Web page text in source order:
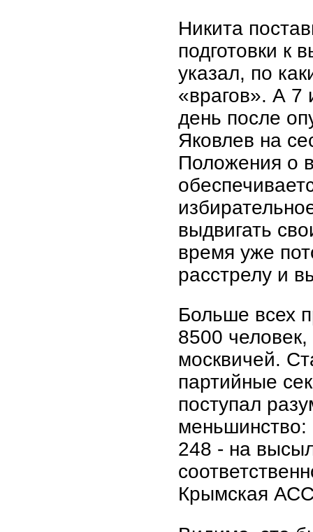
Никита
подготовки к
указал, по
«врагов». А 7
день после
Яковлев на
Положения о
выдвигать
время уже
расстрелу и
Больше всех
8500
москвичей.
партийные
поступал
248 - на
Крымская